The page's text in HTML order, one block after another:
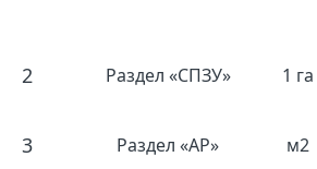
2 Раздел «СПЗУ» 1 га
3 Раздел «АР» м2